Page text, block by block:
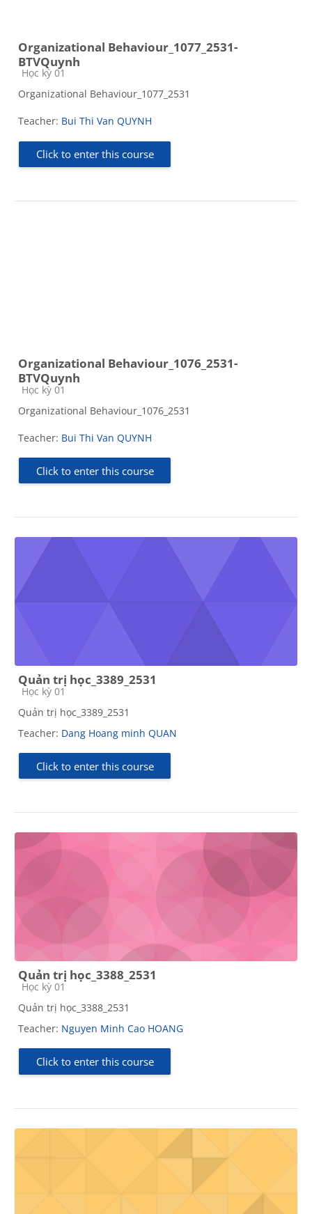
Organizational Behaviour_1077_2531-
BTVQuynh
Course category
Học kỳ 01
Organizational Behaviour_1077_2531
Teacher: Bui Thi Van QUYNH
Click to enter this course
Organizational Behaviour_1076_2531-
BTVQuynh
Course category
Học kỳ 01
Organizational Behaviour_1076_2531
Teacher: Bui Thi Van QUYNH
Click to enter this course
Quản trị học_3389_2531
Course category
Học kỳ 01
Quản trị học_3389_2531
Teacher: Dang Hoang minh QUAN
Click to enter this course
Quản trị học_3388_2531
Course category
Học kỳ 01
Quản trị học_3388_2531
Teacher: Nguyen Minh Cao HOANG
Click to enter this course